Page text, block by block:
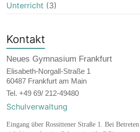
Unterricht (3)
Kontakt
Neues Gymnasium Frankfurt
Elisabeth-Norgall-Straße 1
60487 Frankfurt am Main
Tel. +49 69/ 212-49480
Schulverwaltung
Eingang über Rossittener Straße 1. Bei